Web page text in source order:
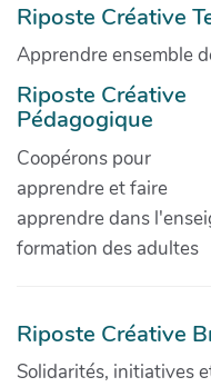
Riposte Créative
Apprendre ensemble
Riposte Créative
Pédagogique
Coopérons pour
apprendre et faire
apprendre dans
formation des adultes
Riposte Créative
Solidarités, initiatives